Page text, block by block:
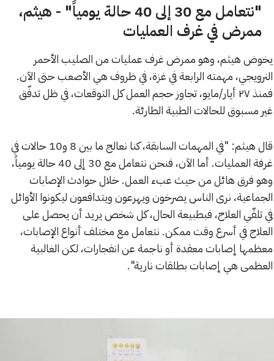
"نتعامل مع 30 إلى 40 حالة يومياً" - هيثم،
ممرض في غرف العمليات
يخوض هيثم، وهو ممرض غرف عمليات من الصليب الأحمر
النرويجي، مهمته الرابعة في غزة، في ظروف هي الأصعب حتى الآن.
فمنذ ٢٧ أيار/مايو، تجاوز حجم العمل كل التوقعات، في ظل تدفّق
غير مسبوق للحالات الطبية الطارئة.
قال هيثم: "في المهمات السابقة، كنا نعالج ما بين 8 و10 حالات في
غرفة العمليات. أما الآن، فنحن نتعامل مع 30 إلى 40 حالة يومياً،
وهو فرق هائل من حيث عبء العمل. خلال حوادث الإصابات
الجماعية، نرى الناس يصرخون ويهرعون ويتدافعون ليكونوا الأوائل
في تلقّي العلاج، فبطبيعة الحال، كل شخص يريد أن يحصل على
العلاج في أسرع وقت ممكن. نتعامل مع مختلف أنواع الإصابات،
معظمها إصابات معقدة أو ناجمة عن انفجارات، لكن الغالبية
العظمى هي إصابات بطلقات نارية".